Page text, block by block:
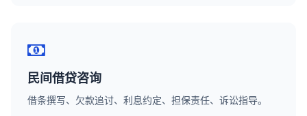
民间借贷咨询
借条撰写、欠款追讨、利息约定、担保责任、诉讼指导。